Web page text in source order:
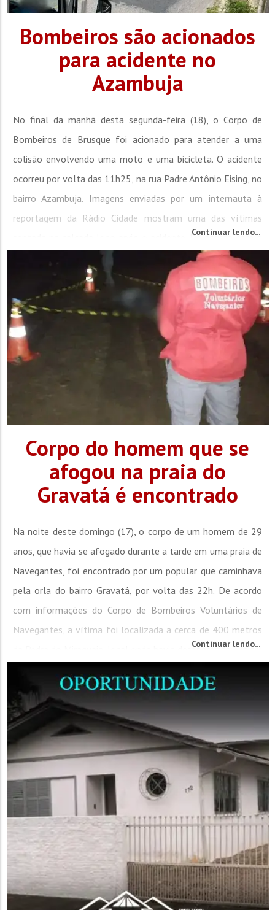
Bombeiros são acionados
para acidente no
Azambuja
No final da manhã desta segunda-feira (18), o Corpo de
Bombeiros de Brusque foi acionado para atender a uma
colisão envolvendo uma moto e uma bicicleta. O acidente
ocorreu por volta das 11h25, na rua Padre Antônio Eising, no
bairro Azambuja. Imagens enviadas por um internauta à
reportagem da Rádio Cidade mostram uma das vítimas
sentada na calçada logo após o acidente. De acordo com o
registro do Corpo de Bombeiros, uma das...
Continuar lendo...
Corpo do homem que se
afogou na praia do
Gravatá é encontrado
Na noite deste domingo (17), o corpo de um homem de 29
anos, que havia se afogado durante a tarde em uma praia de
Navegantes, foi encontrado por um popular que caminhava
pela orla do bairro Gravatá, por volta das 22h. De acordo
com informações do Corpo de Bombeiros Voluntários de
Navegantes, a vítima foi localizada a cerca de 400 metros
da Pedra do Miraguaia, local onde havia desaparecido. Ele foi
nadava em uma área ao norte da...
Continuar lendo...